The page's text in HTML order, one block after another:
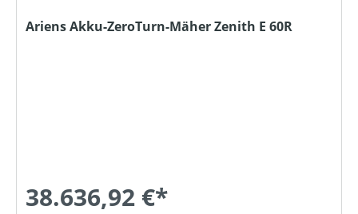
Ariens Akku-ZeroTurn-Mäher Zenith E 60R
38.636,92 €*